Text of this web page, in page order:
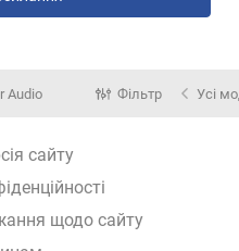
Audio Фільтр Усі
сайту
щодо сайту